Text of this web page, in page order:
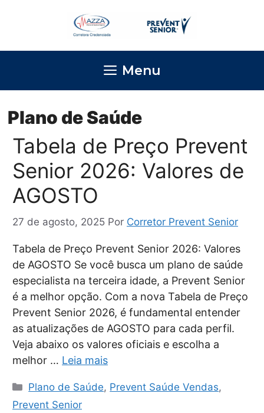
conteúdo
Menu
Plano de Saúde
Tabela de Preço Prevent
Senior 2026: Valores de
AGOSTO
27 de agosto, 2025 Por Corretor Prevent Senior
Tabela de Preço Prevent Senior 2026: Valores
de AGOSTO Se você busca um plano de saúde
especialista na terceira idade, a Prevent Senior
é a melhor opção. Com a nova Tabela de Preço
Prevent Senior 2026, é fundamental entender
as atualizações de AGOSTO para cada perfil.
Veja abaixo os valores oficiais e escolha a
melhor … Leia mais
Categorias
Plano de Saúde, Prevent Saúde Vendas,
Prevent Senior